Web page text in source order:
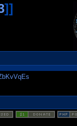
]]